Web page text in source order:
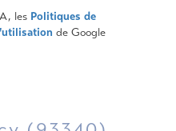
les Politiques de
de Google